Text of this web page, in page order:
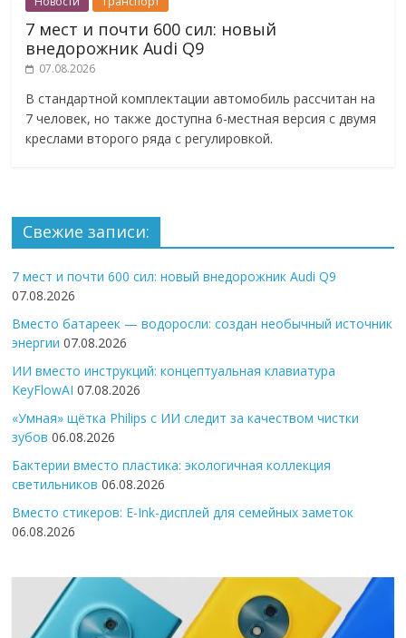
7 мест и почти 600 сил: новый
внедорожник Audi Q9
07.08.2026
В стандартной комплектации автомобиль рассчитан на
7 человек, но также доступна 6-местная версия с двумя
креслами второго ряда с регулировкой.
Свежие записи:
7 мест и почти 600 сил: новый внедорожник Audi Q9
07.08.2026
Вместо батареек — водоросли: создан необычный источник
энергии 07.08.2026
ИИ вместо инструкций: концептуальная клавиатура
KeyFlowAI 07.08.2026
«Умная» щётка Philips с ИИ следит за качеством чистки
зубов 06.08.2026
Бактерии вместо пластика: экологичная коллекция
светильников 06.08.2026
Вместо стикеров: E-Ink-дисплей для семейных заметок
06.08.2026